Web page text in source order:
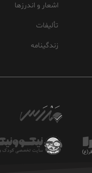
اشعار و اندرزها
تألیفات
زندگینامه